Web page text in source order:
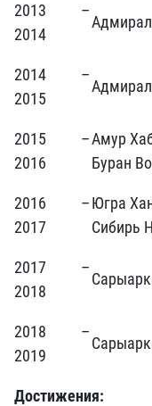
2013 –
2014
2014 –
2015
2015 –
2016
Амур
Буран
2016 –
2017
Югра
Сибирь
2017 –
2018
2018 –
2019
Достижения: